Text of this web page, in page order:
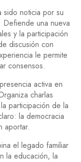
sido noticia por su
Defiende una nueva
y la participación
discusión con
le permite
consensos.
activa en
charlas
participación de la
la democracia
aportar.
el legado familiar
la educación, la